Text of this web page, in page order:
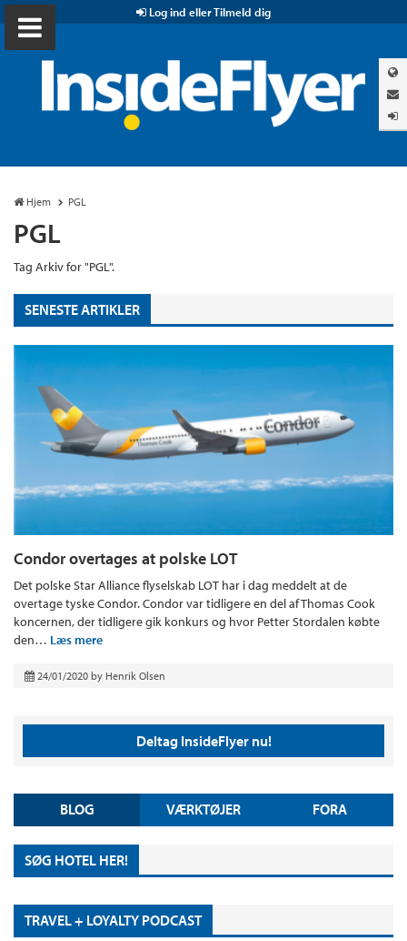
Log ind eller Tilmeld dig
Hjem PGL
PGL
Tag Arkiv for "PGL".
SENESTE ARTIKLER
Condor overtages at polske LOT
Det polske Star Alliance flyselskab LOT har i dag meddelt at de
overtage tyske Condor. Condor var tidligere en del af Thomas Cook
koncernen, der tidligere gik konkurs og hvor Petter Stordalen købte
den… Læs mere
24/01/2020 by Henrik Olsen
Deltag InsideFlyer nu!
BLOG VÆRKTØJER FORA
SØG HOTEL HER!
TRAVEL + LOYALTY PODCAST